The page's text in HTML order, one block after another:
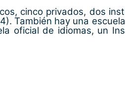
cinco privados, dos
También hay una
oficial de idiomas, un